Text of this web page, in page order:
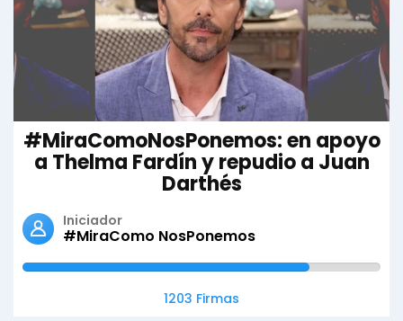
#MiraComoNosPonemos: en apoyo
a Thelma Fardín y repudio a Juan
Darthés
Iniciador
#MiraComo NosPonemos
1203 Firmas